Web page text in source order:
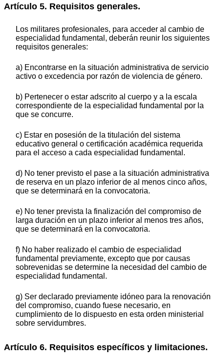
Artículo 5. Requisitos generales.
Los militares profesionales, para acceder al cambio de
especialidad fundamental, deberán reunir los siguientes
requisitos generales:
a) Encontrarse en la situación administrativa de servicio
activo o excedencia por razón de violencia de género.
b) Pertenecer o estar adscrito al cuerpo y a la escala
correspondiente de la especialidad fundamental por la
que se concurre.
c) Estar en posesión de la titulación del sistema
educativo general o certificación académica requerida
para el acceso a cada especialidad fundamental.
d) No tener previsto el pase a la situación administrativa
de reserva en un plazo inferior de al menos cinco años,
que se determinará en la convocatoria.
e) No tener prevista la finalización del compromiso de
larga duración en un plazo inferior al menos tres años,
que se determinará en la convocatoria.
f) No haber realizado el cambio de especialidad
fundamental previamente, excepto que por causas
sobrevenidas se determine la necesidad del cambio de
especialidad fundamental.
g) Ser declarado previamente idóneo para la renovación
del compromiso, cuando fuese necesario, en
cumplimiento de lo dispuesto en esta orden ministerial
sobre servidumbres.
Artículo 6. Requisitos específicos y limitaciones.